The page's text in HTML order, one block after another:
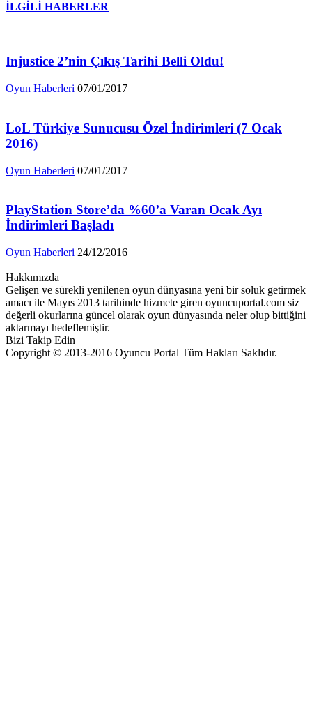
İLGİLİ HABERLER
Injustice 2’nin Çıkış Tarihi Belli Oldu!
Oyun Haberleri 07/01/2017
LoL Türkiye Sunucusu Özel İndirimleri (7 Ocak
2016)
Oyun Haberleri 07/01/2017
PlayStation Store’da %60’a Varan Ocak Ayı
İndirimleri Başladı
Oyun Haberleri 24/12/2016
Hakkımızda
Gelişen ve sürekli yenilenen oyun dünyasına yeni bir soluk getirmek
amacı ile Mayıs 2013 tarihinde hizmete giren oyuncuportal.com siz
değerli okurlarına güncel olarak oyun dünyasında neler olup bittiğini
aktarmayı hedeflemiştir.
Bizi Takip Edin
Copyright © 2013-2016 Oyuncu Portal Tüm Hakları Saklıdır.